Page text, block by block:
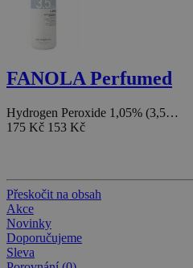
FANOLA Perfumed
Hydrogen Peroxide 1,05% (3,5…
175 Kč 153 Kč
Přeskočit na obsah
Akce
Novinky
Doporučujeme
Sleva